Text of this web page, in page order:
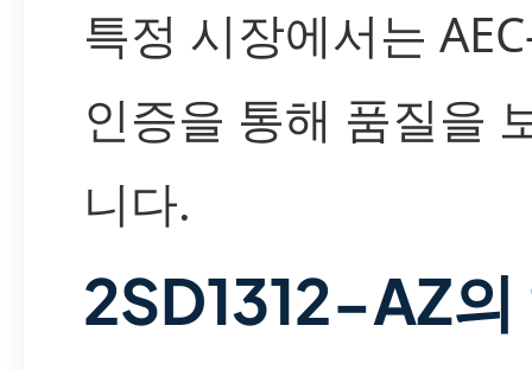
특정 시장에서는
인증을 통해 품질을
니다.
2SD1312-AZ의